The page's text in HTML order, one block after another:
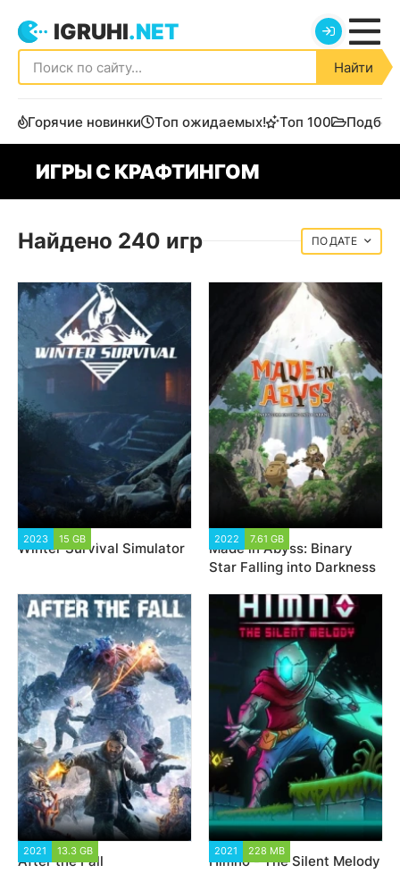
IGRUHI.NET
Найти
Горячие новинки Топ ожидаемых! Топ 100
ИГРЫ С КРАФТИНГОМ
Найдено 240 игр ДАТЕ
2023 15 GB
Winter Survival Simulator
2022 7.61 GB
Made in Abyss: Binary
Star Falling into Darkness
2021 13.3 GB
After the Fall
2021 228 MB
Himno - The Silent Melody